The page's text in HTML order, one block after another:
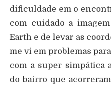
dificuldade em o
com cuidado a
Earth e de levar as
me vi em problemas
com a super simpática
do bairro que